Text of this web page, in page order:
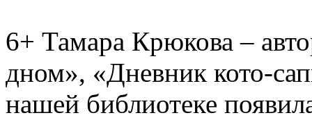
6+ Тамара Крюкова –
дном», «Дневник кото-
нашей библиотеке